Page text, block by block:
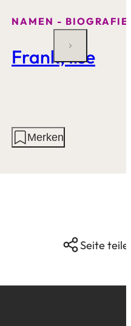
NAMEN -
Frank, Ilse
AktionenMerken
Seite